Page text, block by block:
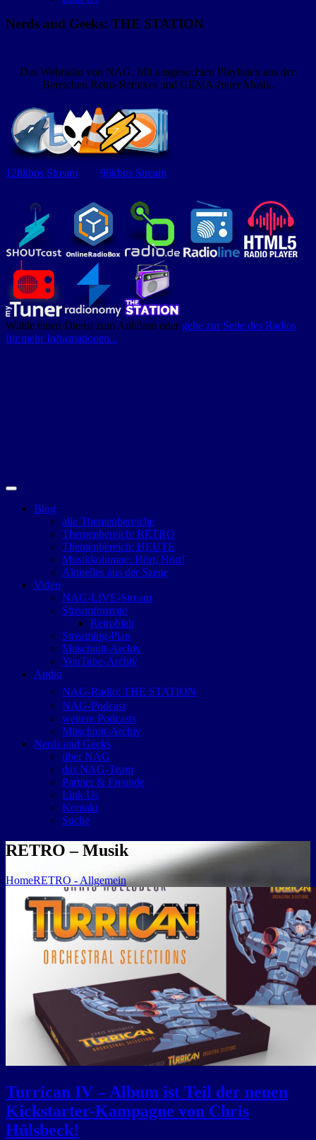
Nerds and Geeks: THE STATION
Das Webradio von NAG. Mit ausgesuchten Playlisten aus den
Bereichen Retro-Remixes und GEMA-freier Musik.
128kbps Stream 96kbps Stream
Wähle einen Dienst zum Anhören oder gehe zur Seite des Radios
für mehr Informationen...
Blog
alle Themenbereiche
Themenbereich: RETRO
Themenbereich: HEUTE
Musikkolumne: Hört, Hört!
Aktuelles aus der Szene
Video
NAG-LIVE-Stream
Streamformate
Retroblah
Streaming-Plan
Mitschnitt-Archiv
YouTube-Archiv
Audio
NAG-Radio: THE STATION
NAG-Podcast
weitere Podcasts
Mitschnitt-Archiv
Nerds and Geeks
über NAG
das NAG-Team
Partner & Freunde
Link Us
Kontakt
Suche
RETRO – Musik
HomeRETRO - Allgemein
Turrican IV – Album ist Teil der neuen
Kickstarter-Kampagne von Chris
Hülsbeck!